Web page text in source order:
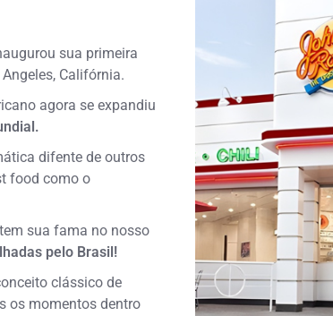
sua primeira
Califórnia.
agora se expandiu
difente de outros
food como o
sua fama no nosso
pelo Brasil!
clássico de
os momentos dentro